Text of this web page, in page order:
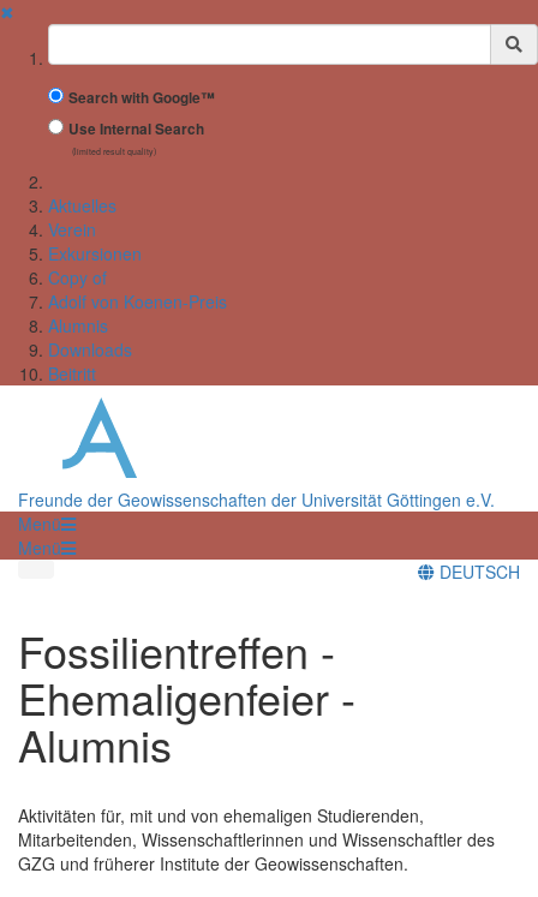
✖
Suchbegriff
Search with Google™
Use Internal Search
(limited result quality)
Aktuelles
Verein
Exkursionen
Copy of
Adolf von Koenen-Preis
Alumnis
Downloads
Beitritt
Freunde der Geowissenschaften der Universität Göttingen e.V.
Menü
Menü
DEUTSCH
Fossilientreffen -
Ehemaligenfeier -
Alumnis
Aktivitäten für, mit und von ehemaligen Studierenden,
Mitarbeitenden, Wissenschaftlerinnen und Wissenschaftler des
GZG und früherer Institute der Geowissenschaften.